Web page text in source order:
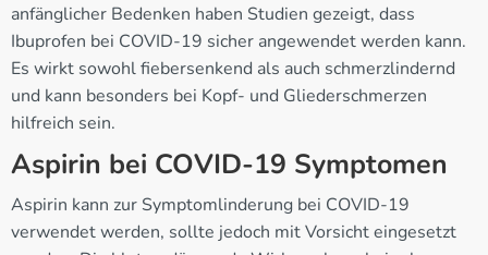
anfänglicher Bedenken haben Studien gezeigt, dass
Ibuprofen bei COVID-19 sicher angewendet werden kann.
Es wirkt sowohl fiebersenkend als auch schmerzlindernd
und kann besonders bei Kopf- und Gliederschmerzen
hilfreich sein.
Aspirin bei COVID-19 Symptomen
Aspirin kann zur Symptomlinderung bei COVID-19
verwendet werden, sollte jedoch mit Vorsicht eingesetzt